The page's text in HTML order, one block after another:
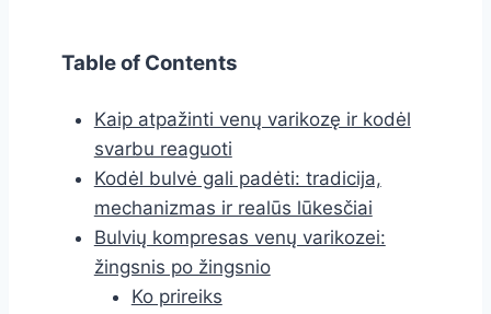
Table of Contents
Kaip atpažinti venų varikozę ir kodėl
svarbu reaguoti
Kodėl bulvė gali padėti: tradicija,
mechanizmas ir realūs lūkesčiai
Bulvių kompresas venų varikozei:
žingsnis po žingsnio
Ko prireiks